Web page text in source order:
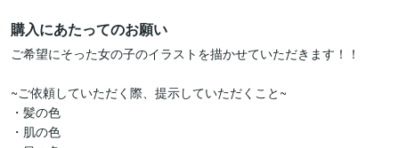
購入にあたってのお願い
ご希望にそった女の子のイラストを描かせていただきます！！
~ご依頼していただく際、提示していただくこと~
・髪の色
・肌の色